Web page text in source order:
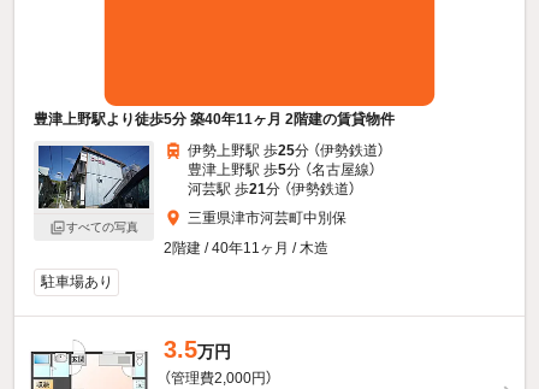
豊津上野駅より徒歩5分 築40年11ヶ月 2階建の賃貸物件
すべての写真
伊勢上野駅 歩25分 （伊勢鉄道）
豊津上野駅 歩5分 （名古屋線）
河芸駅 歩21分 （伊勢鉄道）
三重県津市河芸町中別保
2階建 / 40年11ヶ月 / 木造
駐車場あり
3.5万円
（管理費2,000円）